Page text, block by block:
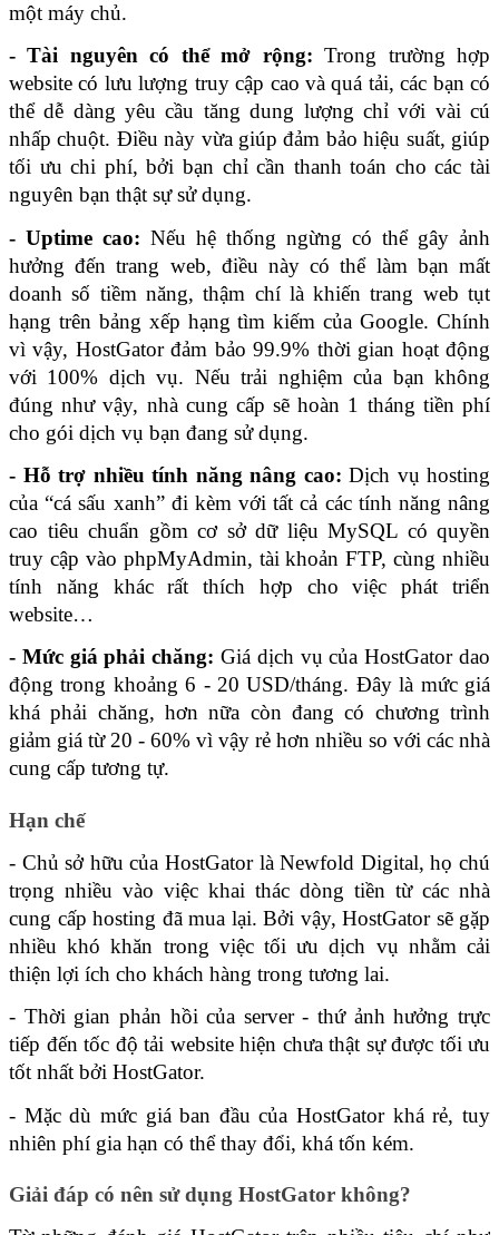
một máy chủ.
- Tài nguyên có thể mở rộng: Trong trường hợp
website có lưu lượng truy cập cao và quá tải, các bạn có
thể dễ dàng yêu cầu tăng dung lượng chỉ với vài cú
nhấp chuột. Điều này vừa giúp đảm bảo hiệu suất, giúp
tối ưu chi phí, bởi bạn chỉ cần thanh toán cho các tài
nguyên bạn thật sự sử dụng.
- Uptime cao: Nếu hệ thống ngừng có thể gây ảnh
hưởng đến trang web, điều này có thể làm bạn mất
doanh số tiềm năng, thậm chí là khiến trang web tụt
hạng trên bảng xếp hạng tìm kiếm của Google. Chính
vì vậy, HostGator đảm bảo 99.9% thời gian hoạt động
với 100% dịch vụ. Nếu trải nghiệm của bạn không
đúng như vậy, nhà cung cấp sẽ hoàn 1 tháng tiền phí
cho gói dịch vụ bạn đang sử dụng.
- Hỗ trợ nhiều tính năng nâng cao: Dịch vụ hosting
của “cá sấu xanh” đi kèm với tất cả các tính năng nâng
cao tiêu chuẩn gồm cơ sở dữ liệu MySQL có quyền
truy cập vào phpMyAdmin, tài khoản FTP, cùng nhiều
tính năng khác rất thích hợp cho việc phát triển
website…
- Mức giá phải chăng: Giá dịch vụ của HostGator dao
động trong khoảng 6 - 20 USD/tháng. Đây là mức giá
khá phải chăng, hơn nữa còn đang có chương trình
giảm giá từ 20 - 60% vì vậy rẻ hơn nhiều so với các nhà
cung cấp tương tự.
Hạn chế
- Chủ sở hữu của HostGator là Newfold Digital, họ chú
trọng nhiều vào việc khai thác dòng tiền từ các nhà
cung cấp hosting đã mua lại. Bởi vậy, HostGator sẽ gặp
nhiều khó khăn trong việc tối ưu dịch vụ nhằm cải
thiện lợi ích cho khách hàng trong tương lai.
- Thời gian phản hồi của server - thứ ảnh hưởng trực
tiếp đến tốc độ tải website hiện chưa thật sự được tối ưu
tốt nhất bởi HostGator.
- Mặc dù mức giá ban đầu của HostGator khá rẻ, tuy
nhiên phí gia hạn có thể thay đổi, khá tốn kém.
Giải đáp có nên sử dụng HostGator không?